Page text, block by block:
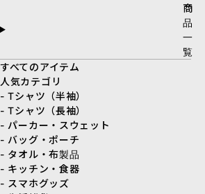
商
品
一
覧
すべてのアイテム
人気カテゴリ
- Tシャツ（半袖）
- Tシャツ（長袖）
- パーカー・スウェット
- バッグ・ポーチ
- タオル・布製品
- キッチン・食器
- スマホグッズ